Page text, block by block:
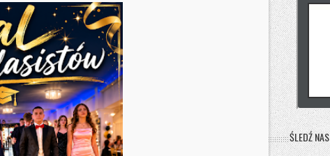
ŚLEDŹ NAS